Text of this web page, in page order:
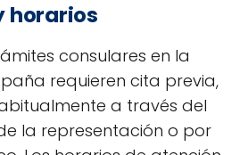
horarios
consulares en la
requieren cita previa,
a través del
la representación o por